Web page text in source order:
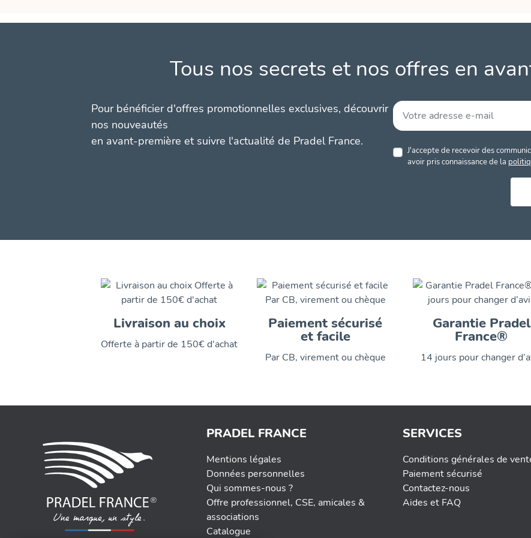
Tous nos secrets et nos offres en
Pour bénéficier d'offres promotionnelles exclusives, découvrir
nos nouveautés
en avant-première et suivre l'actualité de Pradel France.
J'accepte de recevoir des
avoir pris connaissance de la
Livraison au choix
Offerte à partir de 150€ d'achat
Paiement sécurisé
et facile
Par CB, virement ou chèque
Garantie Pradel
France®
14 jours pour changer
PRADEL FRANCE
Mentions légales
Données personnelles
Qui sommes-nous ?
Offre professionnel, CSE, amicales &
associations
Catalogue
SERVICES
Conditions générales de
Paiement sécurisé
Contactez-nous
Aides et FAQ